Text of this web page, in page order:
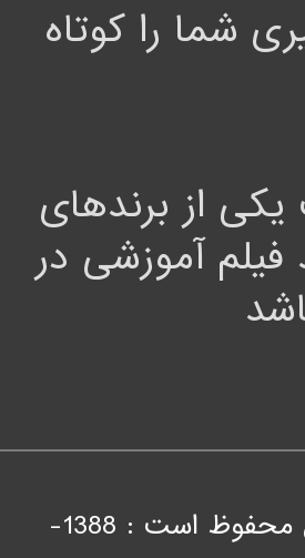
شما را کوتاه
یکی از برندهای
فیلم آموزشی در
تمامی حقوق محفوظ است : 1388-